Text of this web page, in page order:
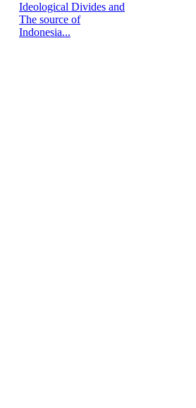
Ideological Divides and
The source of
Indonesia...